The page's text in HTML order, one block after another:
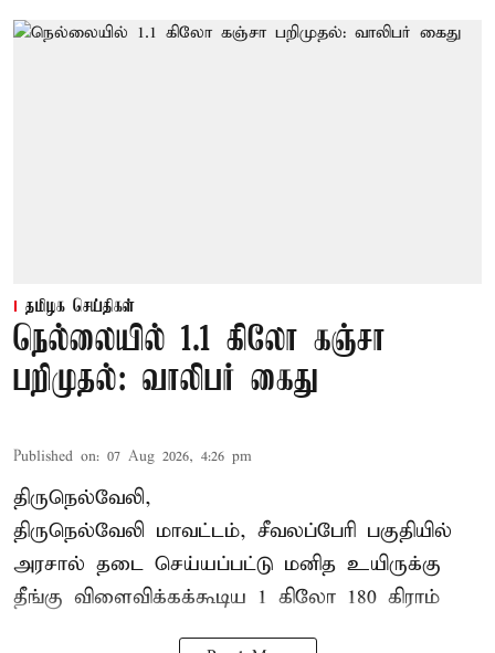
தமிழக செய்திகள்
நெல்லையில் 1.1 கிலோ கஞ்சா
பறிமுதல்: வாலிபர் கைது
Published on: 07 Aug 2026, 4:26 pm
திருநெல்வேலி,
திருநெல்வேலி மாவட்டம், சீவலப்பேரி பகுதியில்
அரசால் தடை செய்யப்பட்டு மனித உயிருக்கு
தீங்கு விளைவிக்கக்கூடிய 1 கிலோ 180 கிராம்